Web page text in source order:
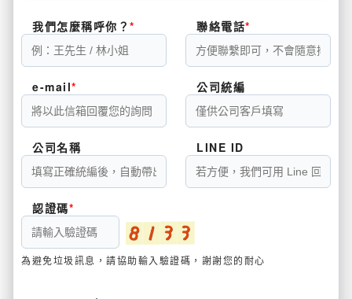
我們怎麼稱呼你？ 聯絡電話
e-mail 公司統編
公司名稱 LINE ID
認證碼
為避免垃圾訊息，請協助輸入驗證碼，謝謝您的耐心